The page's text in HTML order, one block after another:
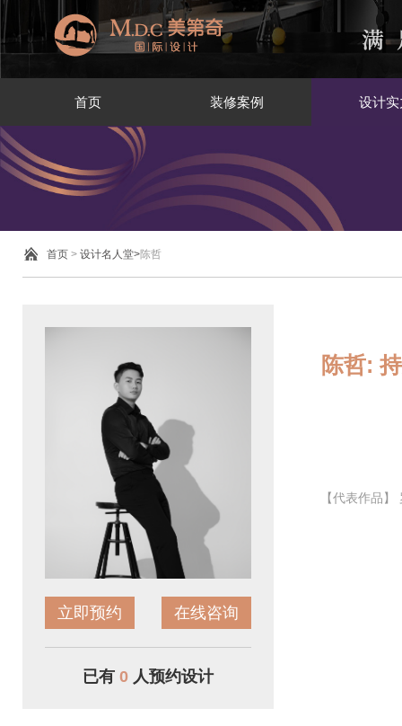
首页 装修案例 设计
首页 > 设计名人堂>陈哲
立即预约 在线咨询
已有 0 人预约设计
陈哲:
【代表作品